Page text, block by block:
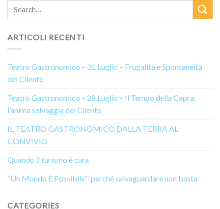
ARTICOLI RECENTI
Teatro Gastronomico – 31 Luglio – Frugalità e Spontaneità
del Cilento
Teatro Gastronomico – 28 Luglio – Il Tempo della Capra:
l’anima selvaggia del Cilento
IL TEATRO GASTRONOMICO DALLA TERRA AL
CONVIVIO
Quando il turismo è cura
“Un Mondo È Possibile”: perché salvaguardare non basta
CATEGORIES